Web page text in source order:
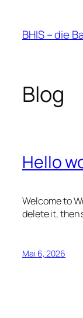
springen
BHIS – die
Blog
Hello
Welcome to
delete it, then
Mai 6, 2026